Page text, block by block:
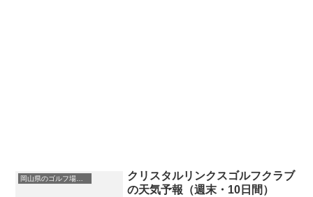
岡山県のゴルフ場一覧｜距離が長い・広いゴルフ場ランキング
クリスタルリンクスゴルフクラブ
の天気予報（週末・10日間）